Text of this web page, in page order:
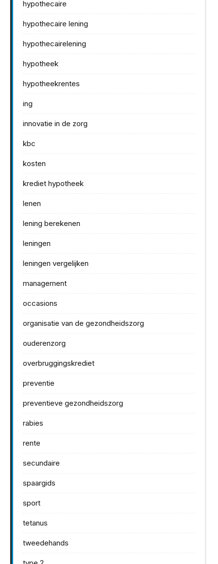
hypothecaire
hypothecaire lening
hypothecairelening
hypotheek
hypotheekrentes
ing
innovatie in de zorg
kbc
kosten
krediet hypotheek
lenen
lening berekenen
leningen
leningen vergelijken
management
occasions
organisatie van de gezondheidszorg
ouderenzorg
overbruggingskrediet
preventie
preventieve gezondheidszorg
rabies
rente
secundaire
spaargids
sport
tetanus
tweedehands